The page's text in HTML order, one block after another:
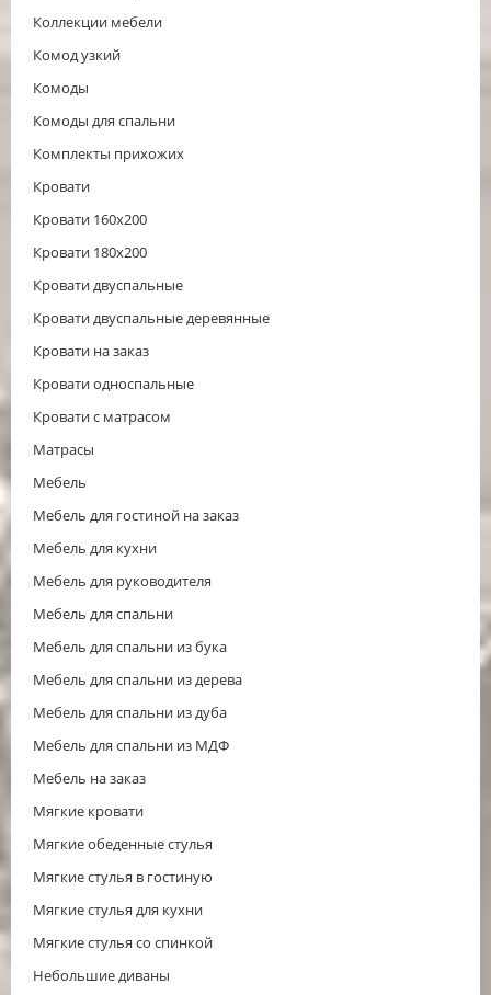
Коллекции мебели
Комод узкий
Комоды
Комоды для спальни
Комплекты прихожих
Кровати
Кровати 160x200
Кровати 180x200
Кровати двуспальные
Кровати двуспальные деревянные
Кровати на заказ
Кровати односпальные
Кровати с матрасом
Матрасы
Мебель
Мебель для гостиной на заказ
Мебель для кухни
Мебель для руководителя
Мебель для спальни
Мебель для спальни из бука
Мебель для спальни из дерева
Мебель для спальни из дуба
Мебель для спальни из МДФ
Мебель на заказ
Мягкие кровати
Мягкие обеденные стулья
Мягкие стулья в гостиную
Мягкие стулья для кухни
Мягкие стулья со спинкой
Небольшие диваны